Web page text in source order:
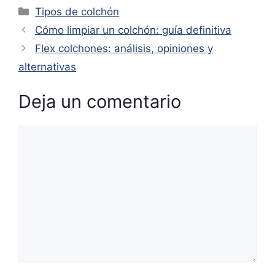
Categorías
Tipos de colchón
Cómo limpiar un colchón: guía definitiva
Flex colchones: análisis, opiniones y
alternativas
Deja un comentario